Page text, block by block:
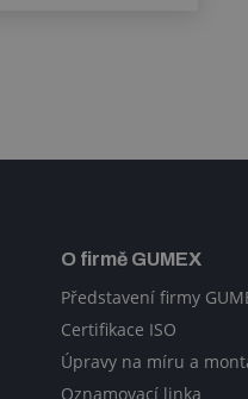
O firmě GUMEX
Představení firmy
Certifikace ISO
Úpravy na míru a
Oznamovací linka